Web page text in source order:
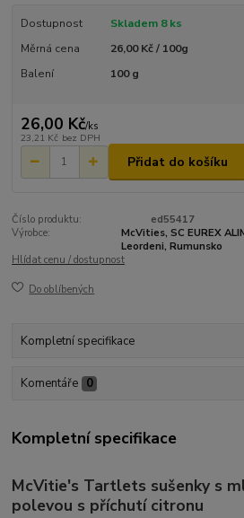
Dostupnost
Skladem 8 ks
Měrná cena
26,00 Kč / 100g
Balení
100 g
26,00 Kč/ks
23,21 Kč bez DPH
Přidat do košíku
Číslo produktu:
ed55417
Výrobce:
McVities, SC EUREX
Leordeni, Rumunsko
Hlídat cenu / dostupnost
Do oblíbených
Kompletní specifikace
Komentáře 0
Kompletní specifikace
McVitie's Tartlets sušenky s
polevou s příchutí citronu